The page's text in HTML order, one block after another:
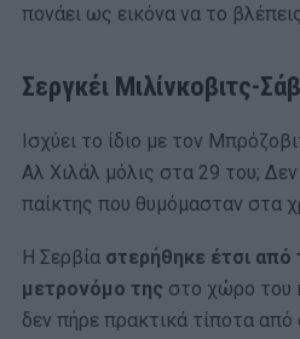
πονάει ως εικόνα να το
Σεργκέι Μιλίνκοβιτς-
Ισχύει το ίδιο με τον
Αλ Χιλάλ μόλις στα 29 του; Δεν
παίκτης που θυμόμασταν στα
Η Σερβία στερήθηκε έτσι από
μετρονόμο της στο χώρο του
δεν πήρε πρακτικά τίποτα από